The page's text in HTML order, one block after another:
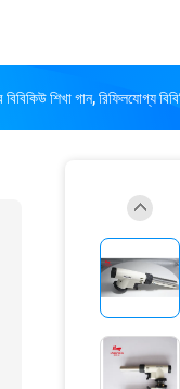
বিবিকিউ শিখা গান, রিফিলযোগ্য